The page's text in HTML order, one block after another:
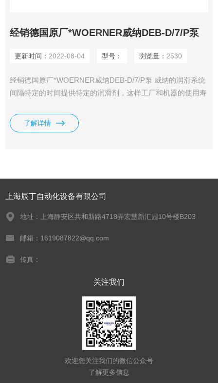
经销德国原厂*WOERNER威纳DEB-D/7/P泵
更新时间： 2022-08-04 型号： 浏览量： 2530
经销德国原厂*WOERNER威纳DEB-D/7/P泵 威纳的润滑系统
间隔特定的时间提供特定的润滑剂，这样工厂和机器的使用寿
零部件。甚至可以为您量身定做特制的零部件。
了解详情
上海辰丁自动化设备有限公司
地址：上海静安区共和新路4718弄宏慧新汇园10号楼B203
邮箱：1619087822@qq.com
传真：
关注我们
欢迎您关注我们的微信公众号
了解更多信息